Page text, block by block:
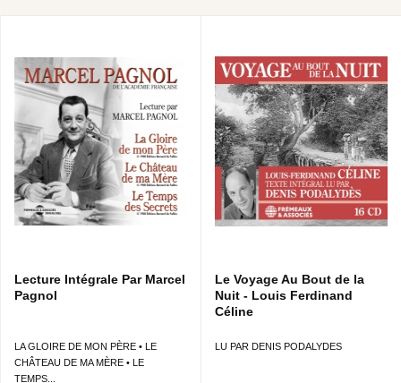
Lecture Intégrale Par Marcel
Pagnol
LA GLOIRE DE MON PÈRE • LE
CHÂTEAU DE MA MÈRE • LE
TEMPS...
Le Voyage Au Bout de la
Nuit - Louis Ferdinand
Céline
LU PAR DENIS PODALYDES